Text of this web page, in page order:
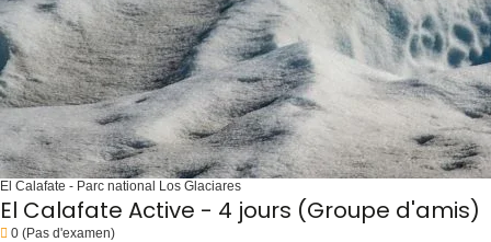
El Calafate - Parc national Los Glaciares
El Calafate Active - 4 jours (Groupe d'amis)
0 (Pas d'examen)